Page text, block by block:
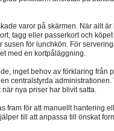
varor på skärmen. När allt är
tagg eller passerkort och
för lunchkön. För
med en kortpåläggning.
inget behov av förklaring från
centralstyrda administrationen.
nya priser har blivit satta.
fram för att manuellt hantering
till att anpassa till önskat